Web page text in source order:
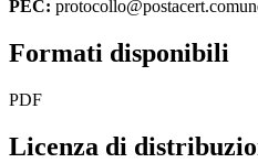
PEC:
Formati disponibili
PDF
Licenza di